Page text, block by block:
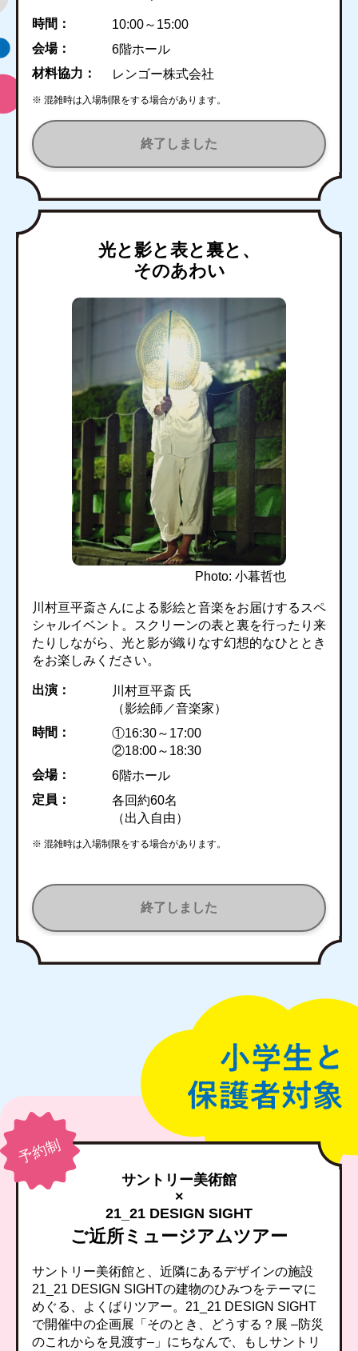
時間：
10:00～15:00
会場：
6階ホール
材料協力：
レンゴー株式会社
※ 混雑時は入場制限をする場合があります。
終了しました
光と影と表と裏と、
そのあわい
Photo: 小暮哲也
川村亘平斎さんによる影絵と音楽をお届けするスペ
シャルイベント。スクリーンの表と裏を行ったり来
たりしながら、光と影が織りなす幻想的なひととき
をお楽しみください。
出演：
川村亘平斎 氏
（影絵師／音楽家）
時間：
①16:30～17:00
②18:00～18:30
会場：
6階ホール
定員：
各回約60名
（出入自由）
※ 混雑時は入場制限をする場合があります。
終了しました
サントリー美術館
×
21_21 DESIGN SIGHT
ご近所ミュージアムツアー
サントリー美術館と、近隣にあるデザインの施設
21_21 DESIGN SIGHTの建物のひみつをテーマに
めぐる、よくばりツアー。21_21 DESIGN SIGHT
で開催中の企画展「そのとき、どうする？展 –防災
のこれからを見渡す–」にちなんで、もしサントリ